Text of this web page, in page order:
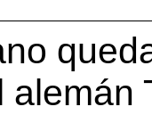
alemán